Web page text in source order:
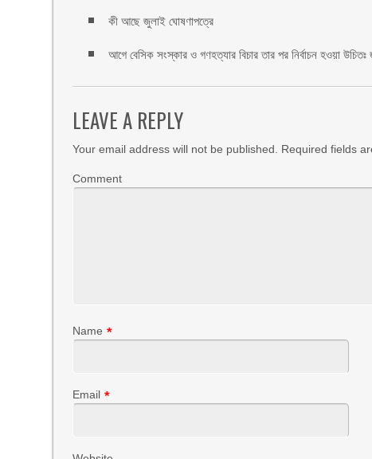
কী আছে জুলাই ঘোষণাপত্রে
আগে বেসিক সংস্কার ও গণহত্যার বিচার তার পর নির্বাচন হওয়া উচিতঃ
LEAVE A REPLY
Your email address will not be published. Required fields
Comment
Name *
Email *